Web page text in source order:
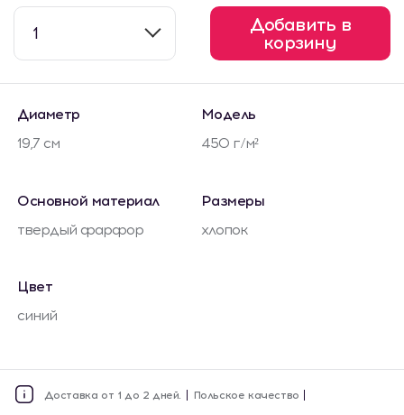
1
Добавить в
корзину
Диаметр
19,7 см
Модель
450 г/м²
Основной материал
твердый фарфор
Размеры
хлопок
Цвет
синий
Доставка от 1 до 2 дней. Польское качество